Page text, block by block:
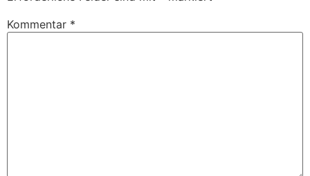
Kommentar *